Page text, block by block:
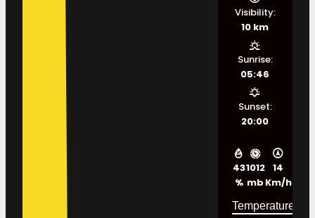
43
%
1012
mb
14
Km/h
Visibility:
10 km
Sunrise:
05:46
Sunset:
20:00